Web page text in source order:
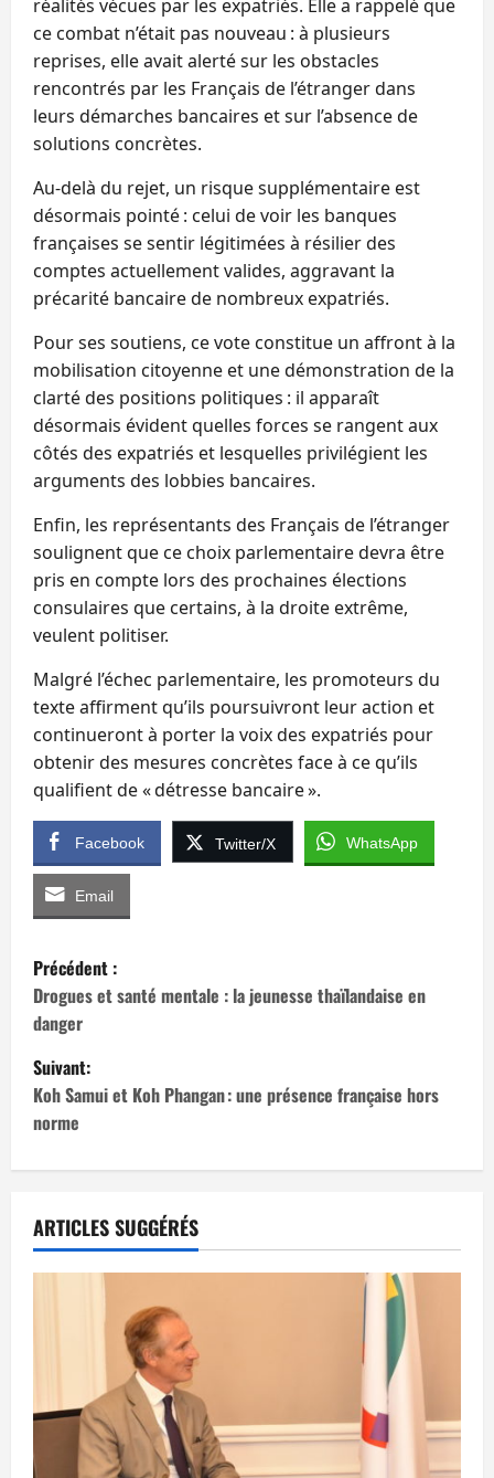
réalités vécues par les expatriés. Elle a rappelé que
ce combat n’était pas nouveau : à plusieurs
reprises, elle avait alerté sur les obstacles
rencontrés par les Français de l’étranger dans
leurs démarches bancaires et sur l’absence de
solutions concrètes.
Au-delà du rejet, un risque supplémentaire est
désormais pointé : celui de voir les banques
françaises se sentir légitimées à résilier des
comptes actuellement valides, aggravant la
précarité bancaire de nombreux expatriés.
Pour ses soutiens, ce vote constitue un affront à la
mobilisation citoyenne et une démonstration de la
clarté des positions politiques : il apparaît
désormais évident quelles forces se rangent aux
côtés des expatriés et lesquelles privilégient les
arguments des lobbies bancaires.
Enfin, les représentants des Français de l’étranger
soulignent que ce choix parlementaire devra être
pris en compte lors des prochaines élections
consulaires que certains, à la droite extrême,
veulent politiser.
Malgré l’échec parlementaire, les promoteurs du
texte affirment qu’ils poursuivront leur action et
continueront à porter la voix des expatriés pour
obtenir des mesures concrètes face à ce qu’ils
qualifient de « détresse bancaire ».
Facebook Twitter/X WhatsApp
Email
N
a
v
i
g
t
i
d
Précédent :
Drogues et santé mentale : la jeunesse thaïlandaise en
danger
Suivant:
Koh Samui et Koh Phangan : une présence française hors
norme
ARTICLES SUGGÉRÉS